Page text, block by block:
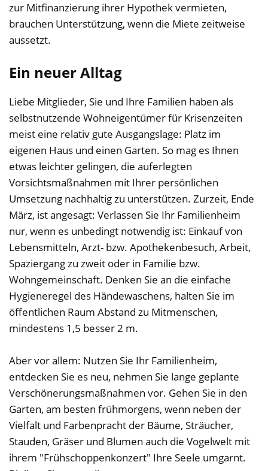
zur Mitfinanzierung ihrer Hypothek vermieten,
brauchen Unterstützung, wenn die Miete zeitweise
aussetzt.
Ein neuer Alltag
Liebe Mitglieder, Sie und Ihre Familien haben als
selbstnutzende Wohneigentümer für Krisenzeiten
meist eine relativ gute Ausgangslage: Platz im
eigenen Haus und einen Garten. So mag es Ihnen
etwas leichter gelingen, die auferlegten
Vorsichtsmaßnahmen mit Ihrer persönlichen
Umsetzung nachhaltig zu unterstützen. Zurzeit, Ende
März, ist angesagt: Verlassen Sie Ihr Familienheim
nur, wenn es unbedingt notwendig ist: Einkauf von
Lebensmitteln, Arzt- bzw. Apothekenbesuch, Arbeit,
Spaziergang zu zweit oder in Familie bzw.
Wohngemeinschaft. Denken Sie an die einfache
Hygieneregel des Händewaschens, halten Sie im
öffentlichen Raum Abstand zu Mitmenschen,
mindestens 1,5 besser 2 m.
Aber vor allem: Nutzen Sie Ihr Familienheim,
entdecken Sie es neu, nehmen Sie lange geplante
Verschönerungsmaßnahmen vor. Gehen Sie in den
Garten, am besten frühmorgens, wenn neben der
Vielfalt und Farbenpracht der Bäume, Sträucher,
Stauden, Gräser und Blumen auch die Vogelwelt mit
ihrem "Frühschoppenkonzert" Ihre Seele umgarnt.